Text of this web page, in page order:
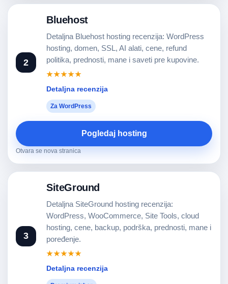
2
Bluehost
Detaljna Bluehost hosting recenzija: WordPress
hosting, domen, SSL, AI alati, cene, refund
politika, prednosti, mane i saveti pre kupovine.
★★★★★
Detaljna recenzija
Za WordPress
Pogledaj hosting
Otvara se nova stranica
3
SiteGround
Detaljna SiteGround hosting recenzija:
WordPress, WooCommerce, Site Tools, cloud
hosting, cene, backup, podrška, prednosti, mane i
poređenje.
★★★★★
Detaljna recenzija